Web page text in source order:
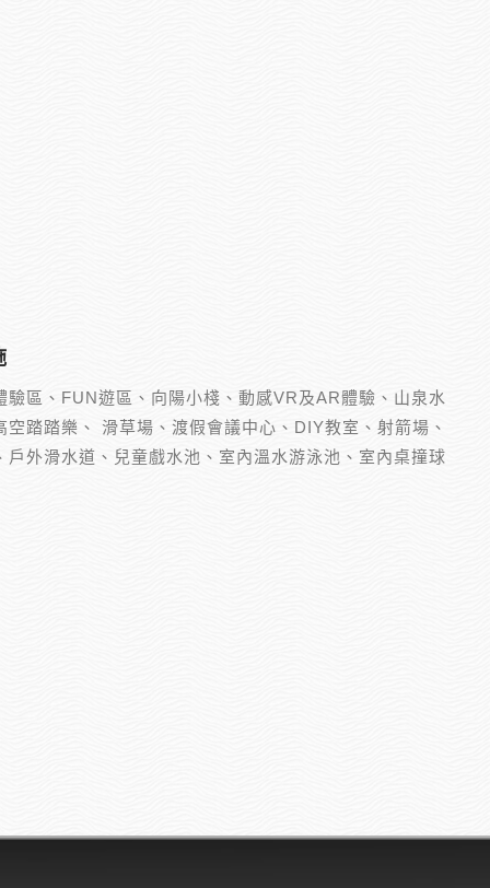
驗區、FUN遊區、向陽小棧、動感VR及AR體驗、山泉水
空踏踏樂、 滑草場、渡假會議中心、DIY教室、射箭場、
戶外滑水道、兒童戲水池、室內溫水游泳池、室內桌撞球